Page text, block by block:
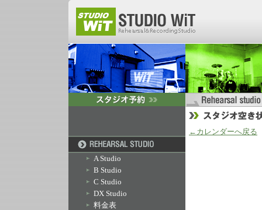
A Studio
B Studio
C Studio
DX Studio
料金表
←カレンダーへ戻る